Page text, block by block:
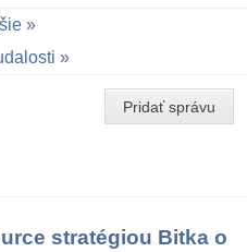
Pridať správu
stratégiou Bitka o